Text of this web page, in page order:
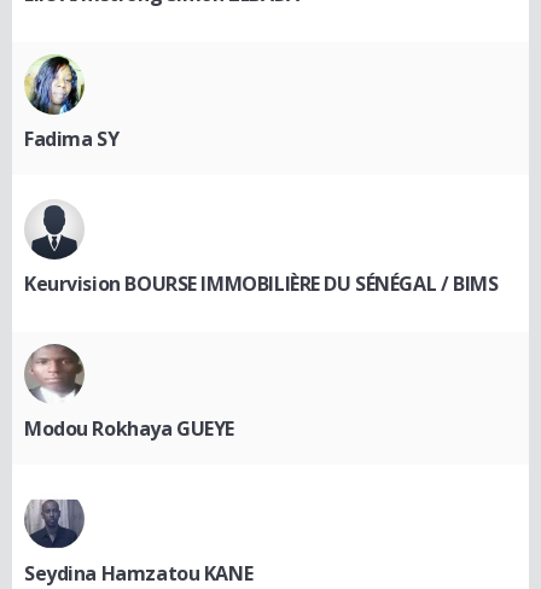
Fadima SY
Keurvision BOURSE IMMOBILIÈRE DU SÉNÉGAL / BIMS
Modou Rokhaya GUEYE
Seydina Hamzatou KANE